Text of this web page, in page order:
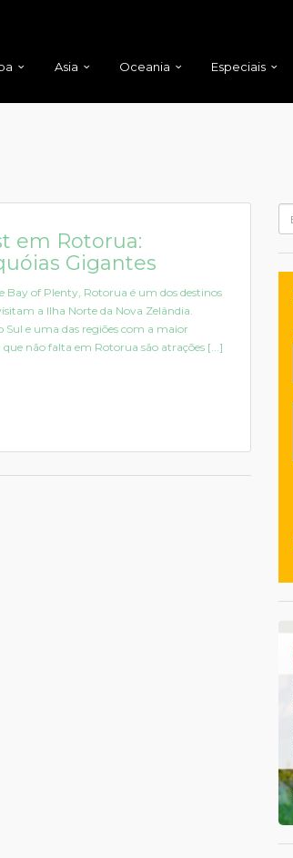
Asia Oceania Especiais
em Rotorua:
Gigantes
Bay of Plenty, Rotorua é um dos destinos
a Ilha Norte da Nova Zelândia.
e uma das regiões com a maior
não falta em Rotorua são atrações [...]